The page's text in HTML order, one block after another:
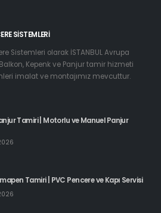
SISTEMLERI
Sistemleri olarak İSTANBUL Avrupa
Kepenk ve Panjur tamir hizmeti
imalat ve montajımız mevcuttur.
Tamiri | Motorlu ve Manuel Panjur
Tamiri | PVC Pencere ve Kapı Servisi